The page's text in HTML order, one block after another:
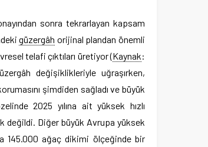
sonra tekrarlayan kapsam
güzergâh orijinal plandan önemli
telafi çıktıları üretiyor (Kaynak:
değişiklikleriyle uğraşırken,
şimdiden sağladı ve büyük
2025 yılına ait yüksek hızlı
değildi. Diğer büyük Avrupa yüksek
145.000 ağaç dikimi ölçeğinde bir